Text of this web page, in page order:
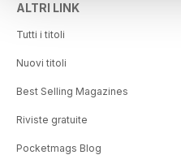
ALTRI LINK
Tutti i titoli
Nuovi titoli
Best Selling Magazines
Riviste gratuite
Pocketmags Blog